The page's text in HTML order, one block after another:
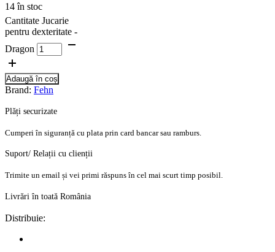
14 în stoc
Cantitate Jucarie
pentru dexteritate -
Dragon
Adaugă în coș
Brand: Fehn
Plăți securizate
Cumperi în siguranță cu plata prin card bancar sau ramburs.
Suport/ Relații cu clienții
Trimite un email și vei primi răspuns în cel mai scurt timp posibil.
Livrări în toată România
Distribuie: